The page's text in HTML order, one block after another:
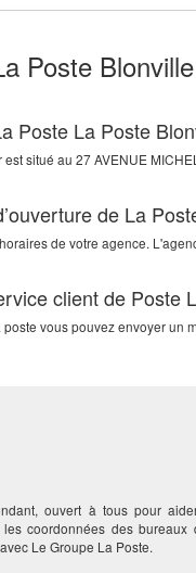
Poste
Poste La Poste
est situé au 27 AVENUE
de La
de votre agence.
client de Poste
vous pouvez envoyer
ouvert à tous pour
coordonnées des bureaux
Le Groupe La Poste.